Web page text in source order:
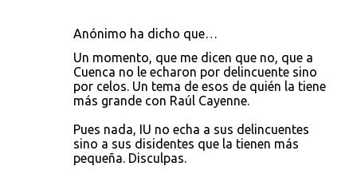
Anónimo ha dicho que…
Un momento, que me dicen que no, que a
Cuenca no le echaron por delincuente sino
por celos. Un tema de esos de quién la tiene
más grande con Raúl Cayenne.
Pues nada, IU no echa a sus delincuentes
sino a sus disidentes que la tienen más
pequeña. Disculpas.